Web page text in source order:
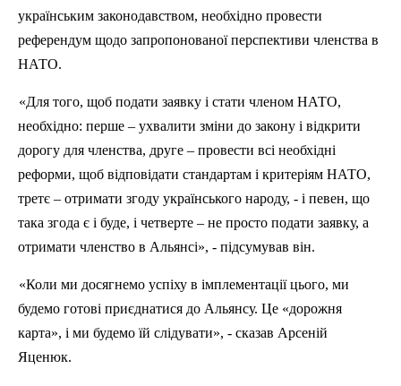
українським законодавством, необхідно провести
референдум щодо запропонованої перспективи членства в
НАТО.
«Для того, щоб подати заявку і стати членом НАТО,
необхідно: перше – ухвалити зміни до закону і відкрити
дорогу для членства, друге – провести всі необхідні
реформи, щоб відповідати стандартам і критеріям НАТО,
третє – отримати згоду українського народу, - і певен, що
така згода є і буде, і четверте – не просто подати заявку, а
отримати членство в Альянсі», - підсумував він.
«Коли ми досягнемо успіху в імплементації цього, ми
будемо готові приєднатися до Альянсу. Це «дорожня
карта», і ми будемо їй слідувати», - сказав Арсеній
Яценюк.